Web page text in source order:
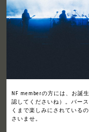
NF memberの方には、お誕
認してくださいね）。バー
くまで楽しみにされている
さいませ。